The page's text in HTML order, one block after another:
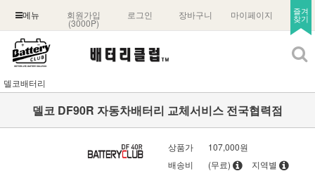
메뉴 회원가입
(3000P)
로그인 장바구니 마이페이지 즐겨
찾기
델코배터리
델코 DF90R 자동차배터리 교체서비스 전국협력점
상품가
107,000원
배송비
(무료) 지역별